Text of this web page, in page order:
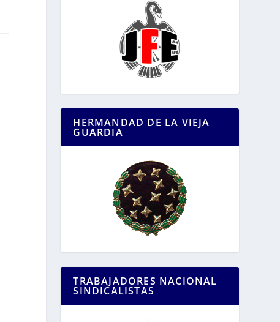
HERMANDAD DE LA VIEJA
GUARDIA
TRABAJADORES NACIONAL
SINDICALISTAS